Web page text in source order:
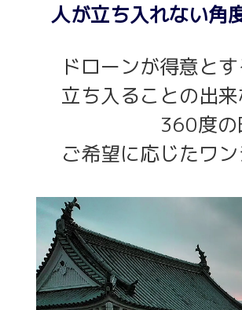
人が立ち入れない角
ドローンが得意と
立ち入ることの出
360度の
ご希望に応じたワ